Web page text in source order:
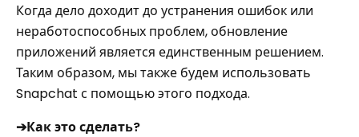
Когда дело доходит до устранения ошибок или
неработоспособных проблем, обновление
приложений является единственным решением.
Таким образом, мы также будем использовать
Snapchat с помощью этого подхода.
➔Как это сделать?